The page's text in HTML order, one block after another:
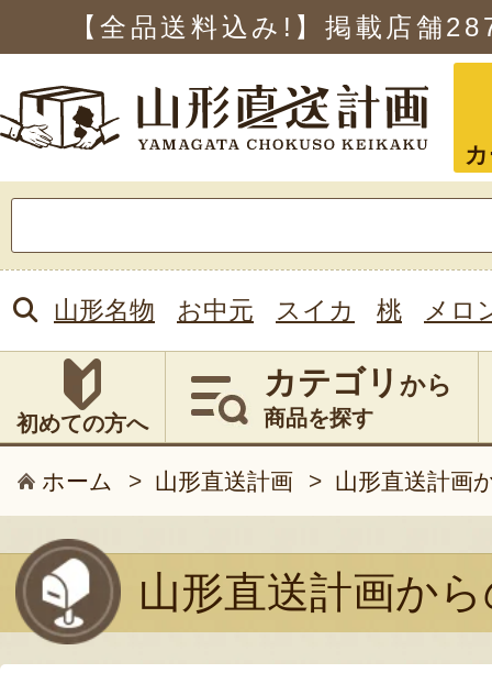
【全品送料込み!】掲載店舗
索:
山形名物 お中元 スイカ 桃 メロ
初めての方へ
カテゴリ から
商品を探す
ホーム > 山形直送計画 > 山形直送計画
山形直送計画か